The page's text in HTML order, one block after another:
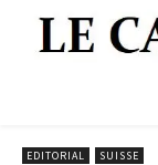
EDITORIAL SUISSE